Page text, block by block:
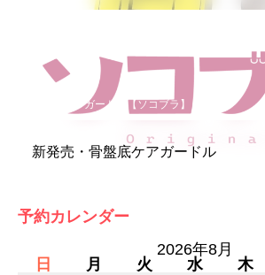
骨盤底ケアガードル【ソコブラ】
新発売・骨盤底ケアガードル
予約カレンダー
2026年8月
日
月 火 水 木